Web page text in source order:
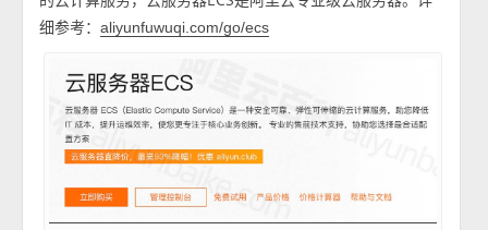
细参考：aliyunfuwuqi.com/go/ecs